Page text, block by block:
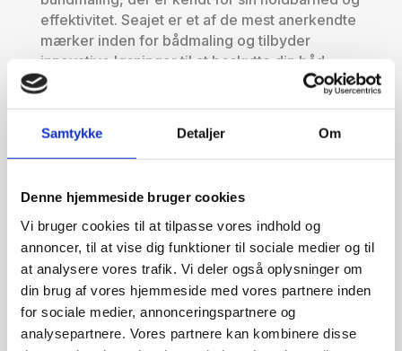
Samtykke Detaljer Om
Denne hjemmeside bruger cookies
Vi bruger cookies til at tilpasse vores indhold og
annoncer, til at vise dig funktioner til sociale medier og til
at analysere vores trafik. Vi deler også oplysninger om
din brug af vores hjemmeside med vores partnere inden
for sociale medier, annonceringspartnere og
analysepartnere. Vores partnere kan kombinere disse
effektivitet. Seajet er et af de mest anerkendte
mærker inden for bådmaling og tilbyder
innovative løsninger til at beskytte din båd.
Vores Seajet
bundmalingsservice
Vi vurderer din båds bundtilstand og rådgiver
om den bedste Seajet-løsning til dine behov.